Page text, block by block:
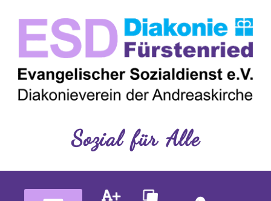
Inhalt
springen
Sozial für Alle